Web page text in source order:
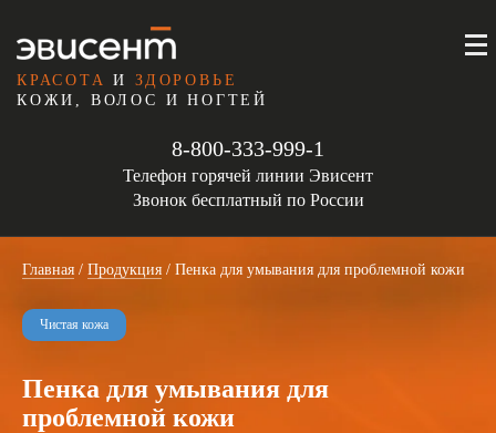
КРАСОТА ИЗДОРОВЬЕ
КОЖИ, ВОЛОС И НОГТЕЙ
8-800-333-999-1
Телефон горячей линии Эвисент
Звонок бесплатный по России
Главная Продукция Пенка для умывания для проблемной кожи
Чистая кожа
Пенка для умывания для
проблемной кожи